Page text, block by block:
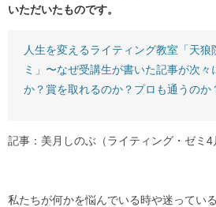
いただいたものです。
人生を変えるライティング教室「天
ミ」〜なぜ受講生が書いた記事が次
か？賞を取れるのか？プロも通うのか
記事：美月しのぶ（ライティング・ゼミ4
私たちが何かを悩んでいる時や迷って